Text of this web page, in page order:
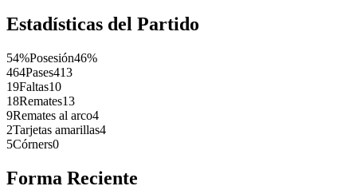
Estadísticas del Partido
54%Posesión46%
464Pases413
19Faltas10
18Remates13
9Remates al arco4
2Tarjetas amarillas4
5Córners0
Forma Reciente